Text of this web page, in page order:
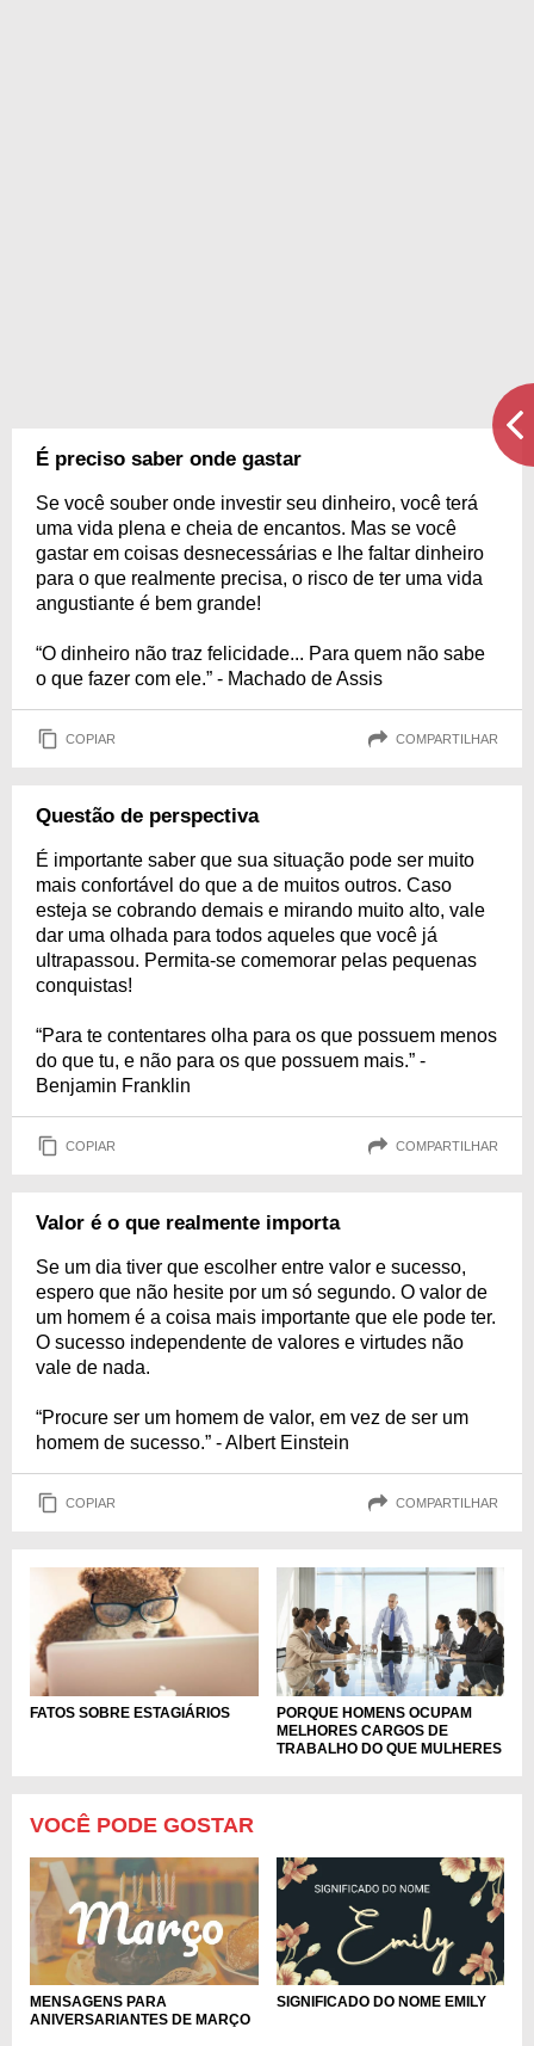
É preciso saber onde gastar
Se você souber onde investir seu dinheiro, você terá
uma vida plena e cheia de encantos. Mas se você
gastar em coisas desnecessárias e lhe faltar dinheiro
para o que realmente precisa, o risco de ter uma vida
angustiante é bem grande!
“O dinheiro não traz felicidade... Para quem não sabe
o que fazer com ele.” - Machado de Assis
COPIAR COMPARTILHAR
Questão de perspectiva
É importante saber que sua situação pode ser muito
mais confortável do que a de muitos outros. Caso
esteja se cobrando demais e mirando muito alto, vale
dar uma olhada para todos aqueles que você já
ultrapassou. Permita-se comemorar pelas pequenas
conquistas!
“Para te contentares olha para os que possuem menos
do que tu, e não para os que possuem mais.” -
Benjamin Franklin
COPIAR COMPARTILHAR
Valor é o que realmente importa
Se um dia tiver que escolher entre valor e sucesso,
espero que não hesite por um só segundo. O valor de
um homem é a coisa mais importante que ele pode ter.
O sucesso independente de valores e virtudes não
vale de nada.
“Procure ser um homem de valor, em vez de ser um
homem de sucesso.” - Albert Einstein
COPIAR COMPARTILHAR
FATOS SOBRE ESTAGIÁRIOS
PORQUE HOMENS OCUPAM
MELHORES CARGOS DE
TRABALHO DO QUE MULHERES
VOCÊ PODE GOSTAR
MENSAGENS PARA
ANIVERSARIANTES DE MARÇO
SIGNIFICADO DO NOME EMILY